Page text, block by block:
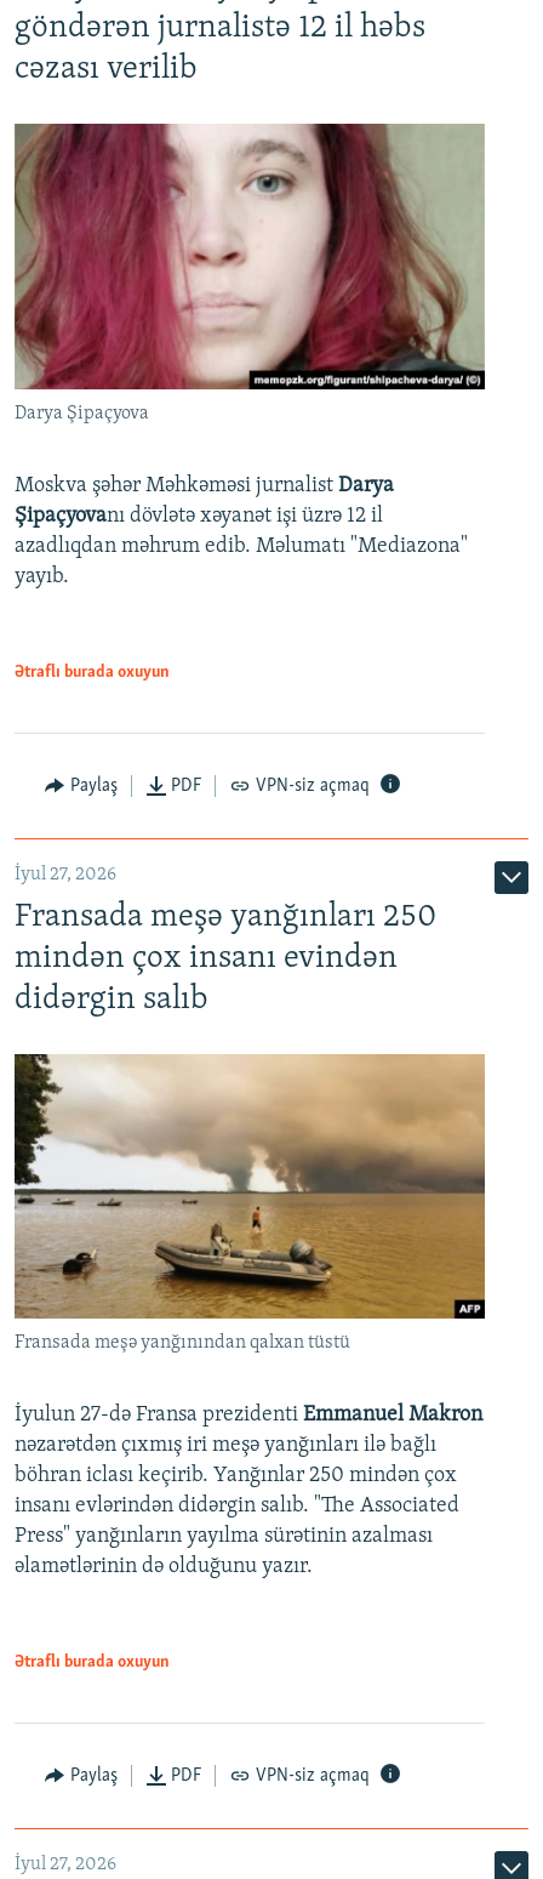
göndərən jurnalistə 12 il həbs
cəzası verilib
Darya Şipaçyova
Moskva şəhər Məhkəməsi jurnalist Darya
Şipaçyovanı dövlətə xəyanət işi üzrə 12 il
azadlıqdan məhrum edib. Məlumatı "Mediazona"
yayıb.
Ətraflı burada oxuyun
Paylaş PDF VPN-siz açmaq
İyul 27, 2026
Fransada meşə yanğınları 250
mindən çox insanı evindən
didərgin salıb
Fransada meşə yanğınından qalxan tüstü
İyulun 27-də Fransa prezidenti Emmanuel Makron
nəzarətdən çıxmış iri meşə yanğınları ilə bağlı
böhran iclası keçirib. Yanğınlar 250 mindən çox
insanı evlərindən didərgin salıb. "The Associated
Press" yanğınların yayılma sürətinin azalması
əlamətlərinin də olduğunu yazır.
Ətraflı burada oxuyun
Paylaş PDF VPN-siz açmaq
İyul 27, 2026